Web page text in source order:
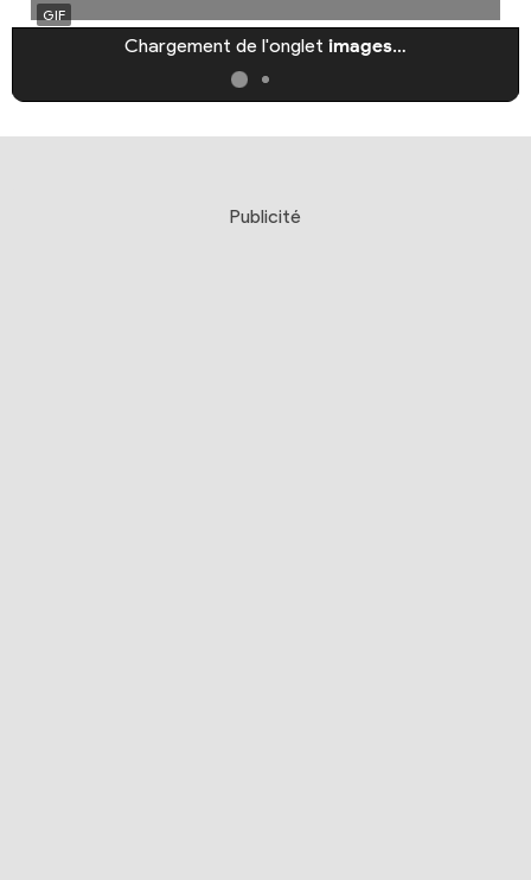
Chargement de l'onglet images…
Publicité